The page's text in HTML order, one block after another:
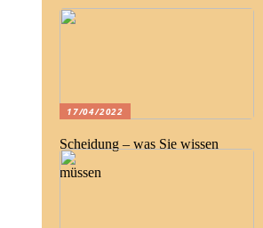
17/04/2022
Scheidung – was Sie wissen
müssen